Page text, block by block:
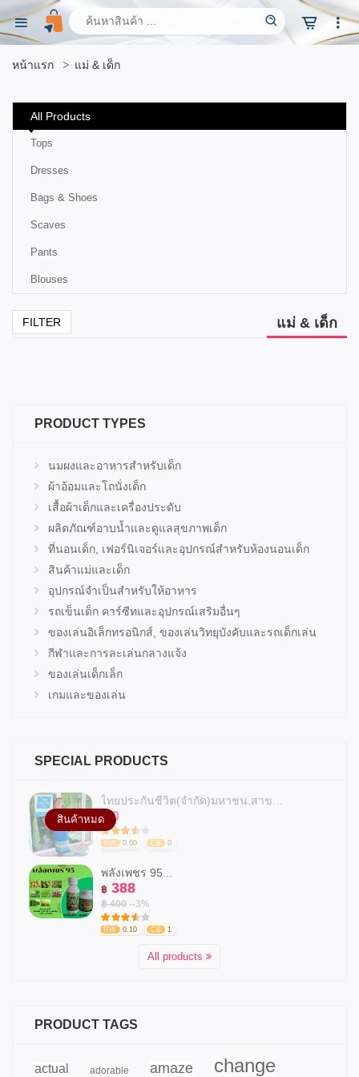
หน้าแรก แม่ & เด็ก
All Products
Tops
Dresses
Bags & Shoes
Scaves
Pants
Blouses
FILTER แม่ & เด็ก
PRODUCT TYPES
นมผงและอาหารสำหรับเด็ก
ผ้าอ้อมและโถนั่งเด็ก
เสื้อผ้าเด็กและเครื่องประดับ
ผลิตภัณฑ์อาบน้ำและดูแลสุขภาพเด็ก
ที่นอนเด็ก, เฟอร์นิเจอร์และอุปกรณ์สำหรับห้องนอนเด็ก
สินค้าแม่และเด็ก
อุปกรณ์จำเป็นสำหรับให้อาหาร
รถเข็นเด็ก คาร์ซีทและอุปกรณ์เสริมอื่นๆ
ของเล่นอิเล็กทรอนิกส์, ของเล่นวิทยุบังคับและรถเด็กเล่น
กีฬาและการละเล่นกลางแจ้ง
ของเล่นเด็กเล็ก
เกมและของเล่น
SPECIAL PRODUCTS
สินค้าหมด
ไทยประกันชีวิต(จำกัด)มหาชน.สาข...
฿ 0
RW 0.00 CB 0
พลังเพชร 95...
฿ 388
฿ 400 --3%
RW 0.10 CB 1
All products
PRODUCT TAGS
actual adorable amaze change